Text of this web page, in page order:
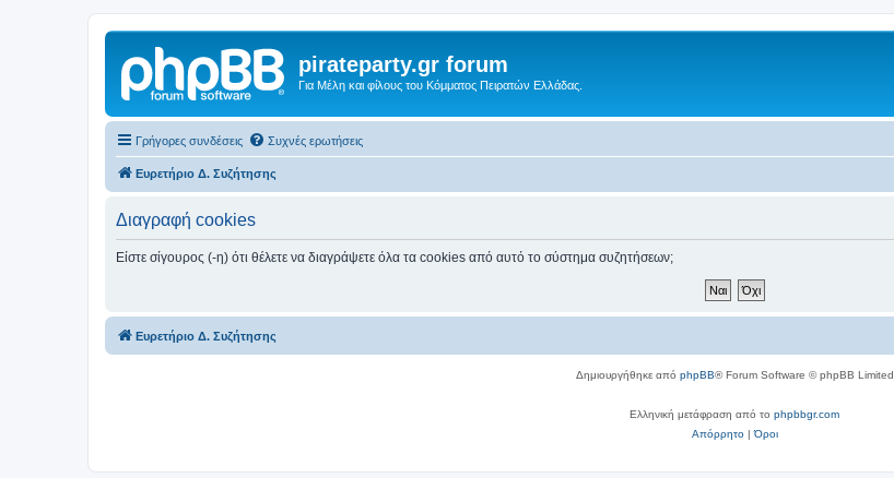
pirateparty.gr forum
Για Μέλη και φίλους του Κόμματος Πειρατών Ελλάδας.
Γρήγορες συνδέσεις Συχνές ερωτήσεις
Ευρετήριο Δ. Συζήτησης
Διαγραφή cookies
Είστε σίγουρος (-η) ότι θέλετε να διαγράψετε όλα τα cookies από αυτό το σύστημα συζητήσεων;
Ευρετήριο Δ. Συζήτησης
Δημιουργήθηκε από phpBB® Forum Software © phpBB Limited
Ελληνική μετάφραση από το phpbbgr.com
Απόρρητο|Όροι